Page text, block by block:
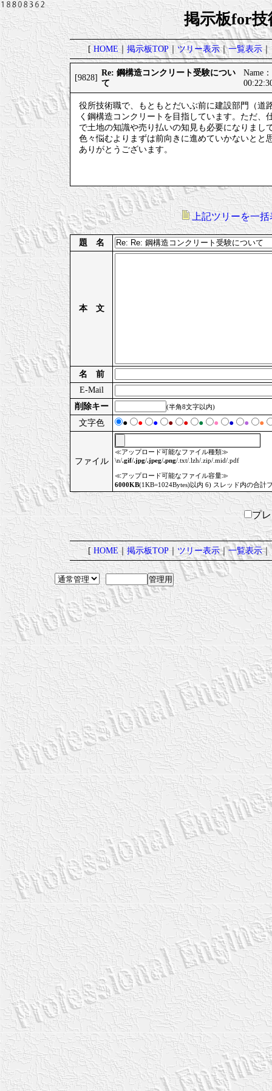
掲示板for技
[HOME｜掲示板TOP｜ツリー表示｜一覧表示｜
[9828]
Re: 鋼構造コンクリート受験につい
て
Name
役所技術職で、もともとだいぶ前に建設部門（道
く鋼構造コンクリートを目指しています。ただ
で土地の知識や売り払いの知見も必要になりまし
色々悩むよりまずは前向きに進めていかないとと
ありがとうございます。
上記ツリーを一括
題 名
本 文
名 前
E-Mail
削除キー
(半角8文字以内)
文字色 ● ● ● ● ● ● ● ● ● ●
ファイル
≪アップロード可能なファイル種類≫
\n/.gif/.jpg/.jpeg/.png/.txt/.lzh/.zip/.mid/.pdf
≪アップロード可能なファイル容量≫
6000KB(1KB=1024Bytes)以内 6) スレッド内の合計
プ
[HOME｜掲示板TOP｜ツリー表示｜一覧表示｜